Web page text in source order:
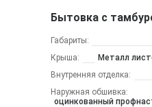
Бытовка с
Габариты:
Крыша:
Металл
Внутренняя отделка:
Наружная обшивка:
оцинкованный